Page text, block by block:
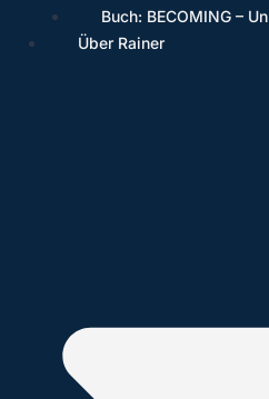
Buch: BECOMING –
Über Rainer